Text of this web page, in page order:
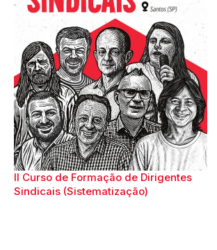
II Curso de Formação de Dirigentes
Sindicais (Sistematização)